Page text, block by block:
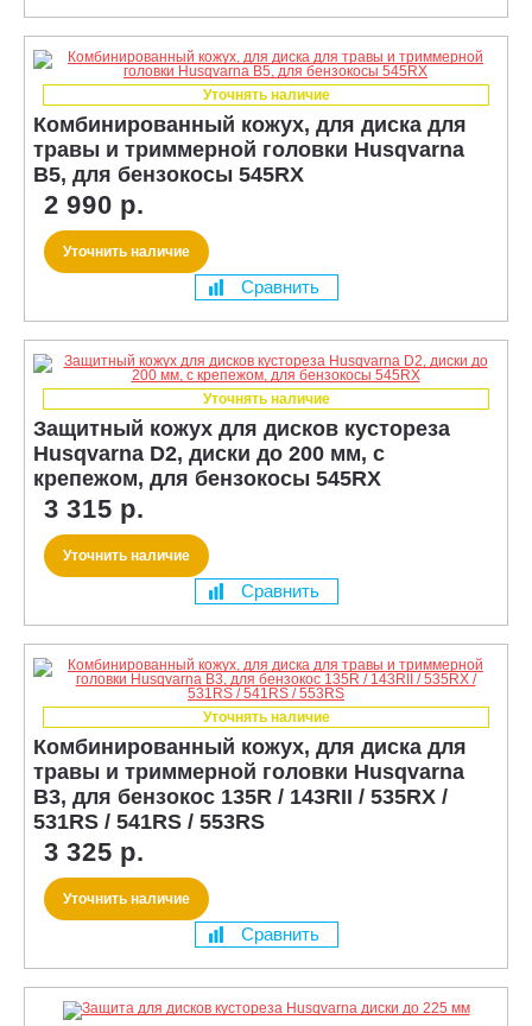
Уточнять наличие
Комбинированный кожух, для диска для
травы и триммерной головки Husqvarna
B5, для бензокосы 545RX
2 990 р.
Уточнить наличие
Сравнить
Уточнять наличие
Защитный кожух для дисков кустореза
Husqvarna D2, диски до 200 мм, с
крепежом, для бензокосы 545RX
3 315 р.
Уточнить наличие
Сравнить
Уточнять наличие
Комбинированный кожух, для диска для
травы и триммерной головки Husqvarna
B3, для бензокос 135R / 143RII / 535RX /
531RS / 541RS / 553RS
3 325 р.
Уточнить наличие
Сравнить